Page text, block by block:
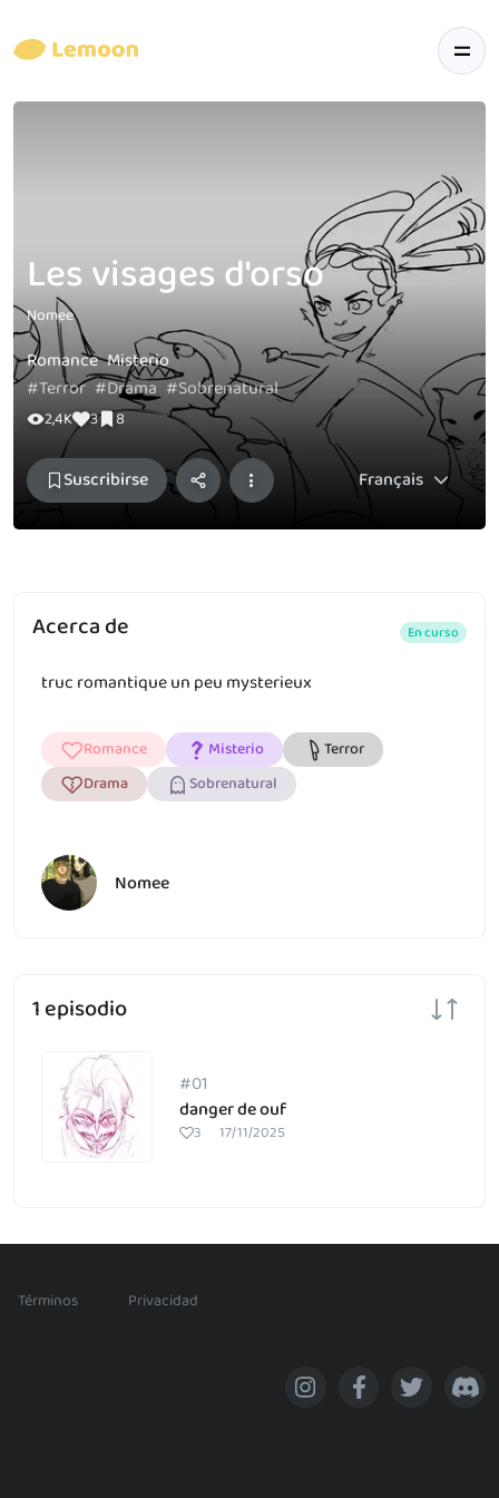
Les visages d'orso
Nomee
Romance Misterio
#Terror #Drama #Sobrenatural
2,4K 3 8
Suscribirse Français
1 episodio
#01
danger de ouf
3 17/11/2025
Acerca de En curso
truc romantique un peu mysterieux
Romance Misterio
Terror
Drama
Sobrenatural
Nomee
Términos Privacidad